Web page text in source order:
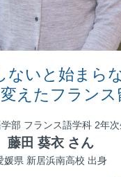
ないと始まら
えたフランス
部 フランス語学科 2年次
藤田 葵衣 さん
媛県 新居浜南高校 出身